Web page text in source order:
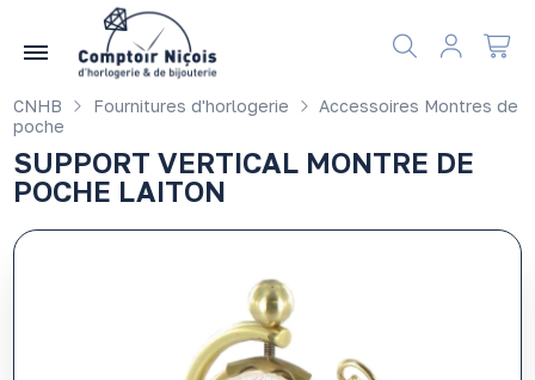
CNHB Fournitures d'horlogerie
Accessoires Montres de
poche
SUPPORT VERTICAL MONTRE DE
POCHE LAITON
Gérer les préférences en matière de cookies